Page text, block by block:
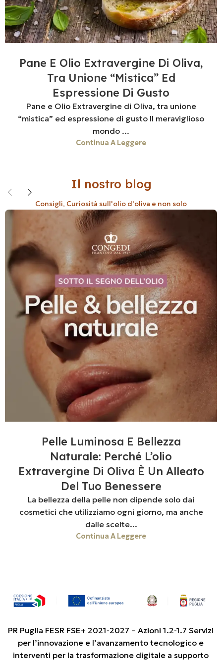
Pane E Olio Extravergine Di Oliva,
Tra Unione “mistica” Ed
Espressione Di Gusto
Pane e Olio Extravergine di Oliva, tra unione
“mistica” ed espressione di gusto Il meraviglioso
mondo ...
Continua A Leggere
Il nostro blog
Consigli, Curiosità sull'olio d'oliva e non solo
Pelle Luminosa E Bellezza
Naturale: Perché L’olio
Extravergine Di Oliva È Un Alleato
Del Tuo Benessere
La bellezza della pelle non dipende solo dai
cosmetici che utilizziamo ogni giorno, ma anche
dalle scelte...
Continua A Leggere
PR Puglia FESR FSE+ 2021-2027 – Azioni 1.2-1.7 Servizi
per l’innovazione e l’avanzamento tecnologico e
interventi per la trasformazione digitale a supporto